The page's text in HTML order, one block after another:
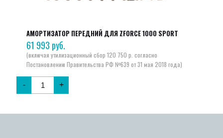
АМОРТИЗАТОР ПЕРЕДНИЙ ДЛЯ ZFORCE 1000 SPORT
61 993 руб.
- +